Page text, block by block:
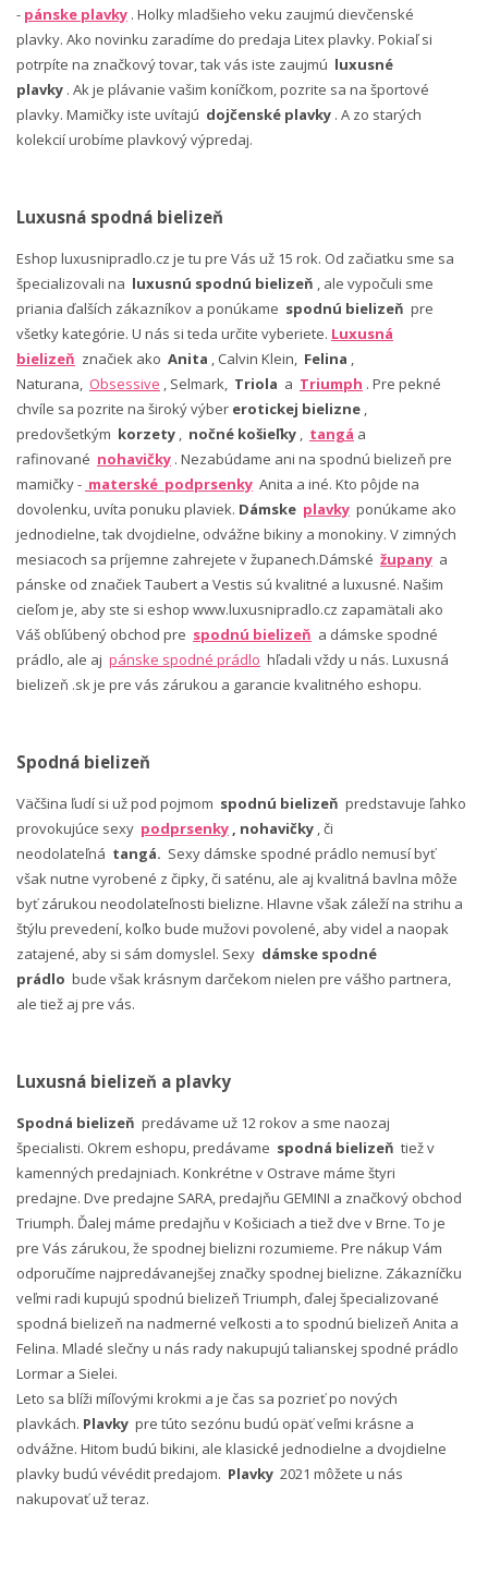
- pánske plavky . Holky mladšieho veku zaujmú dievčenské
plavky. Ako novinku zaradíme do predaja Litex plavky. Pokiaľ si
potrpíte na značkový tovar, tak vás iste zaujmú luxusné
plavky . Ak je plávanie vašim koníčkom, pozrite sa na športové
plavky. Mamičky iste uvítajú dojčenské plavky . A zo starých
kolekcií urobíme plavkový výpredaj.
Luxusná spodná bielizeň
Eshop luxusnipradlo.cz je tu pre Vás už 15 rok. Od začiatku sme sa
špecializovali na luxusnú spodnú bielizeň , ale vypočuli sme
priania ďalších zákazníkov a ponúkame spodnú bielizeň pre
všetky kategórie. U nás si teda určite vyberiete. Luxusná
bielizeň značiek ako Anita , Calvin Klein, Felina ,
Naturana, Obsessive , Selmark, Triola a Triumph . Pre pekné
chvíle sa pozrite na široký výber erotickej bielizne ,
predovšetkým korzety , nočné košieľky , tangá a
rafinované nohavičky . Nezabúdame ani na spodnú bielizeň pre
mamičky - materské podprsenky Anita a iné. Kto pôjde na
dovolenku, uvíta ponuku plaviek. Dámske plavky ponúkame ako
jednodielne, tak dvojdielne, odvážne bikiny a monokiny. V zimných
mesiacoch sa príjemne zahrejete v županech.Dámské župany a
pánske od značiek Taubert a Vestis sú kvalitné a luxusné. Našim
cieľom je, aby ste si eshop www.luxusnipradlo.cz zapamätali ako
Váš obľúbený obchod pre spodnú bielizeň a dámske spodné
prádlo, ale aj pánske spodné prádlo hľadali vždy u nás. Luxusná
bielizeň .sk je pre vás zárukou a garancie kvalitného eshopu.
Spodná bielizeň
Väčšina ľudí si už pod pojmom spodnú bielizeň predstavuje ľahko
provokujúce sexy podprsenky , nohavičky , či
neodolateľná tangá. Sexy dámske spodné prádlo nemusí byť
však nutne vyrobené z čipky, či saténu, ale aj kvalitná bavlna môže
byť zárukou neodolateľnosti bielizne. Hlavne však záleží na strihu a
štýlu prevedení, koľko bude mužovi povolené, aby videl a naopak
zatajené, aby si sám domyslel. Sexy dámske spodné
prádlo bude však krásnym darčekom nielen pre vášho partnera,
ale tiež aj pre vás.
Luxusná bielizeň a plavky
Spodná bielizeň predávame už 12 rokov a sme naozaj
špecialisti. Okrem eshopu, predávame spodná bielizeň tiež v
kamenných predajniach. Konkrétne v Ostrave máme štyri
predajne. Dve predajne SARA, predajňu GEMINI a značkový obchod
Triumph. Ďalej máme predajňu v Košiciach a tiež dve v Brne. To je
pre Vás zárukou, že spodnej bielizni rozumieme. Pre nákup Vám
odporučíme najpredávanejšej značky spodnej bielizne. Zákazníčku
veľmi radi kupujú spodnú bielizeň Triumph, ďalej špecializované
spodná bielizeň na nadmerné veľkosti a to spodnú bielizeň Anita a
Felina. Mladé slečny u nás rady nakupujú talianskej spodné prádlo
Lormar a Sielei.
Leto sa blíži míľovými krokmi a je čas sa pozrieť po nových
plavkách. Plavky pre túto sezónu budú opäť veľmi krásne a
odvážne. Hitom budú bikini, ale klasické jednodielne a dvojdielne
plavky budú vévédit predajom. Plavky 2021 môžete u nás
nakupovať už teraz.